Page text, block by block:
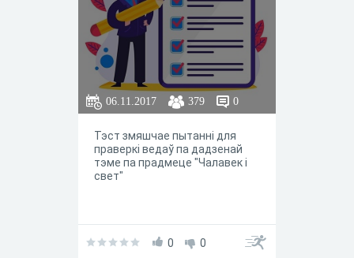
06.11.2017 379 0
Тэст змяшчае пытанні для
праверкі ведаў па дадзенай
тэме па прадмеце "Чалавек і
свет"
0 0